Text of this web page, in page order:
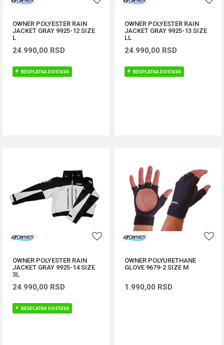
OWNER POLYESTER RAIN
JACKET GRAY 9925-12 SIZE
L
24.990,00 RSD
BESPLATNA DOSTAVA
OWNER POLYESTER RAIN
JACKET GRAY 9925-13 SIZE
LL
24.990,00 RSD
BESPLATNA DOSTAVA
OWNER POLYESTER RAIN
JACKET GRAY 9925-14 SIZE
3L
24.990,00 RSD
BESPLATNA DOSTAVA
OWNER POLYURETHANE
GLOVE 9679-2 SIZE M
1.990,00 RSD